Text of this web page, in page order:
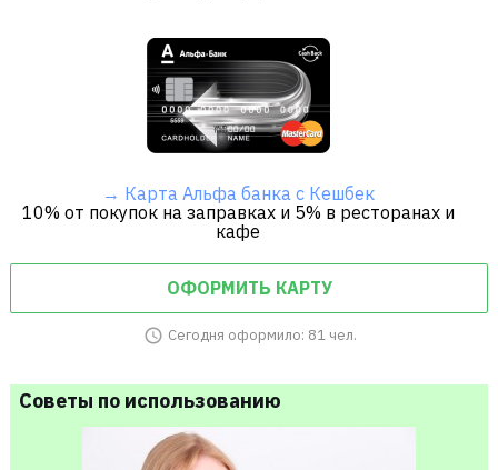
→ Карта Альфа банка с Кешбек
10% от покупок на заправках и 5% в ресторанах и
кафе
ОФОРМИТЬ КАРТУ
Сегодня оформило: 81 чел.
Советы по использованию